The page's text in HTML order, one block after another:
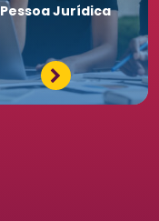
PessoaJurídica